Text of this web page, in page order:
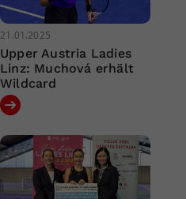
21.01.2025
Upper Austria Ladies
Linz: Muchová erhält
Wildcard